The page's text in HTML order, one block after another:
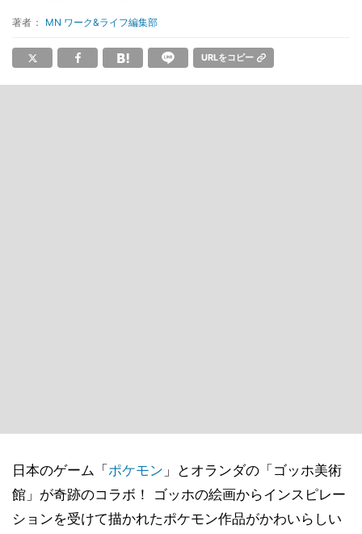
著者： MN ワーク&ライフ編集部
URLをコピー
日本のゲーム「 ポケモン 」とオランダの「ゴッホ美術
館」が奇跡のコラボ！ ゴッホの絵画からインスピレー
ションを受けて描かれたポケモン作品がかわいらしい